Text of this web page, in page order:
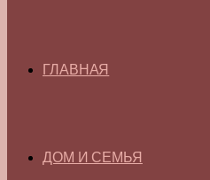
ГЛАВНАЯ
ДОМ И СЕМЬЯ